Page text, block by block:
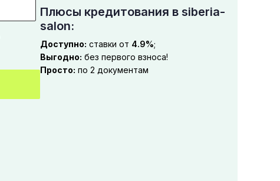
Плюсы кредитования в siberia-
salon:
Доступно: ставки от 4.9%;
Выгодно: без первого взноса!
Просто: по 2 документам